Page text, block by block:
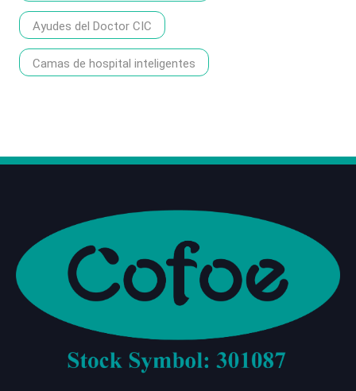
Ayudes del Doctor CIC
Camas de hospital inteligentes